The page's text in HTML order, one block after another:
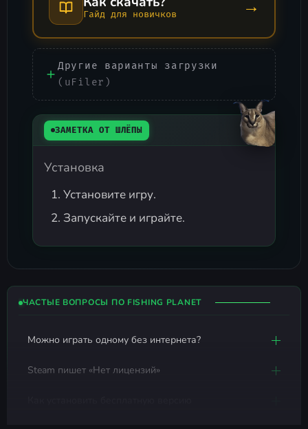
Гайд для новичков →
Другие варианты загрузки
(uFiler)
ЗАМЕТКА ОТ ШЛЁПЫ
Установка
Установите игру.
Запускайте и играйте.
ЧАСТЫЕ ВОПРОСЫ ПО FISHING PLANET
Можно играть одному без интернета?
Steam пишет «Нет лицензий»